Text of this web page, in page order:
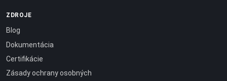
ZDROJE
Blog
Dokumentácia
Certifikácie
Zásady ochrany osobných